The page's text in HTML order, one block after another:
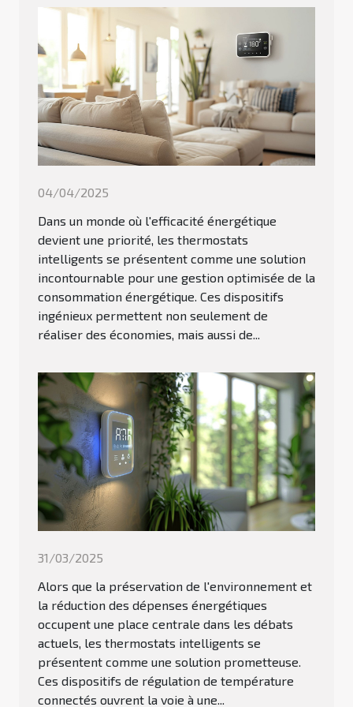
04/04/2025
Dans un monde où l'efficacité énergétique
devient une priorité, les thermostats
intelligents se présentent comme une solution
incontournable pour une gestion optimisée de la
consommation énergétique. Ces dispositifs
ingénieux permettent non seulement de
réaliser des économies, mais aussi de...
31/03/2025
Alors que la préservation de l'environnement et
la réduction des dépenses énergétiques
occupent une place centrale dans les débats
actuels, les thermostats intelligents se
présentent comme une solution prometteuse.
Ces dispositifs de régulation de température
connectés ouvrent la voie à une...